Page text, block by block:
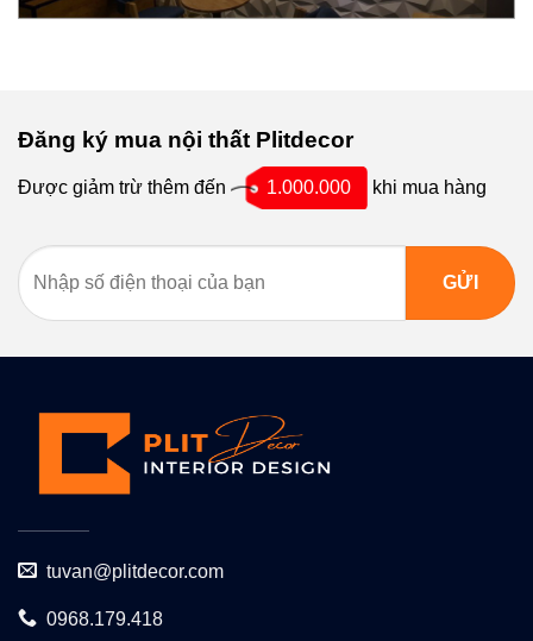
Đăng ký mua nội thất Plitdecor
Được giảm trừ thêm đến 1.000.000 khi mua hàng
tuvan@plitdecor.com
0968.179.418